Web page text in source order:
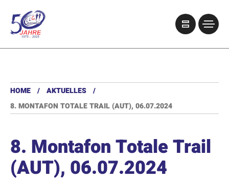
HOME
AKTUELLES
8. MONTAFON TOTALE TRAIL (AUT), 06.07.2024
8. Montafon Totale Trail
(AUT), 06.07.2024